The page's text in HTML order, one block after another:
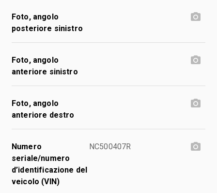
Foto, angolo
posteriore sinistro
Foto, angolo
anteriore sinistro
Foto, angolo
anteriore destro
Numero
seriale/numero
d’identificazione del
veicolo (VIN)
NC500407R